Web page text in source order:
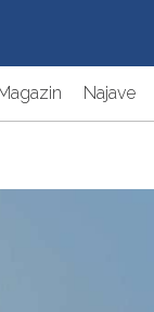
Najave